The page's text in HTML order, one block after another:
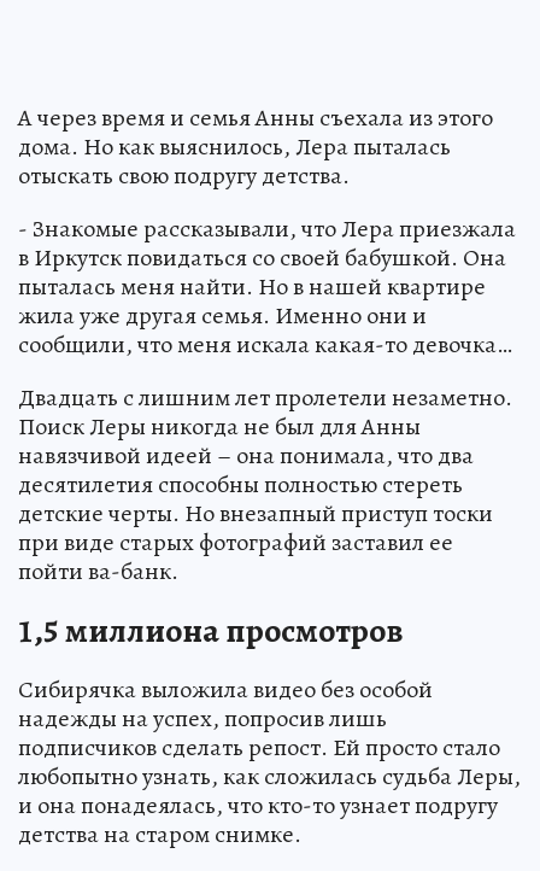
А через время и семья Анны съехала из этого
дома. Но как выяснилось, Лера пыталась
отыскать свою подругу детства.
- Знакомые рассказывали, что Лера приезжала
в Иркутск повидаться со своей бабушкой. Она
пыталась меня найти. Но в нашей квартире
жила уже другая семья. Именно они и
сообщили, что меня искала какая-то девочка…
Двадцать с лишним лет пролетели незаметно.
Поиск Леры никогда не был для Анны
навязчивой идеей – она понимала, что два
десятилетия способны полностью стереть
детские черты. Но внезапный приступ тоски
при виде старых фотографий заставил ее
пойти ва-банк.
1,5 миллиона просмотров
Сибирячка выложила видео без особой
надежды на успех, попросив лишь
подписчиков сделать репост. Ей просто стало
любопытно узнать, как сложилась судьба Леры,
и она понадеялась, что кто-то узнает подругу
детства на старом снимке.